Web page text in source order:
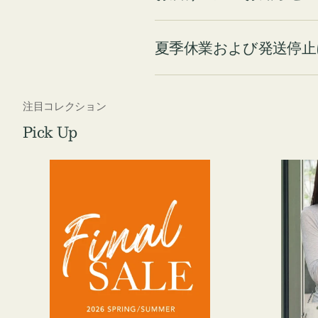
夏季休業および発送停
注目コレクション
Pick Up